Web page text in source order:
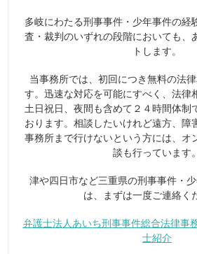
多岐にわたる刑事事件・少年事件の経
査・裁判のいずれの段階においても、
トします。
当事務所では、初回につき無料の法
す。迅速な対応を可能にすべく、法律
土日祝日、夜間も含めて２４時間体制
おります。相談したいけれど遠方、障
事務所まで行けないという方には、オ
談も行っています。
津や四日市など三重県の刑事事件・
は、まずは一度ご連絡く
弁護士法人あいち刑事事件総合法律
士紹介